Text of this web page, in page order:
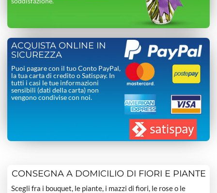
ACQUISTA ONLINE IN
SICUREZZA
Puoi pagare con il tuo Conto PayPal,
la tua carta di credito o Satispay. In
tutti i casi le tue informazioni
sensibili (dati della carta) non
vengono condivise con noi.
CONSEGNA A DOMICILIO DI FIORI E PIANTE
Scegli fra i bouquet, le piante, i mazzi di fiori, le rose o le